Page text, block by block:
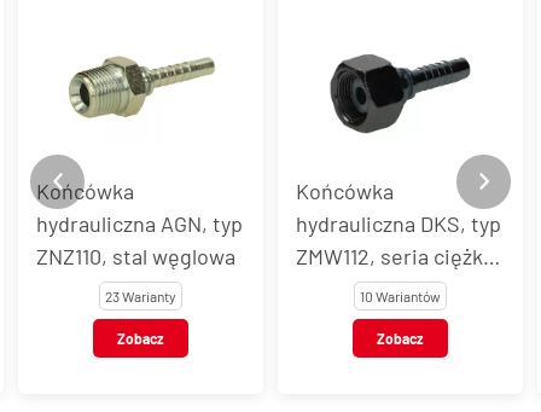
Końcówka
hydrauliczna DKS, typ
ZMW112, seria ciężka,
stal węglowa
10 Wariantów
Zobacz
Końcówka
kołnierzowa SAE
6000 SUPERCAT, typ
ZSK113, stal węglowa
7 Wariantów
Zobacz